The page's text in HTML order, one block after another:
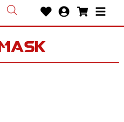
HeartUser-
circlecart
Bars